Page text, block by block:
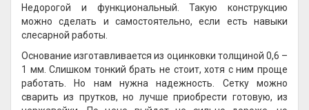
Недорогой и функциональный. Такую конструкцию
можно сделать и самостоятельно, если есть навыки
слесарной работы.
Основание изготавливается из оцинковки толщиной 0,6 –
1 мм. Слишком тонкий брать не стоит, хотя с ним проще
работать. Но нам нужна надежность. Сетку можно
сварить из прутков, но лучше приобрести готовую, из